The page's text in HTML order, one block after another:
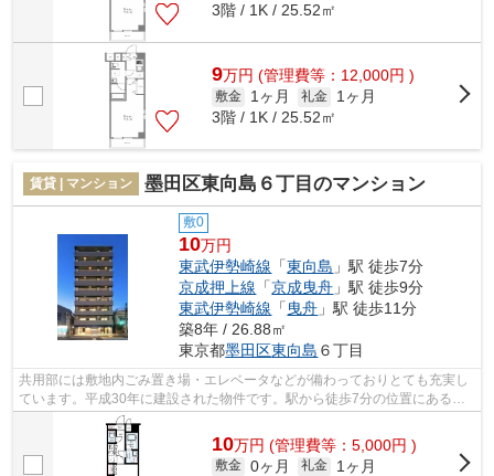
3階 / 1K / 25.52㎡
9万円 (管理費等：12,000円 )
敷金 1ヶ月 礼金
1ヶ月
3階 / 1K / 25.52㎡
賃貸 | マンション 墨田区東向島６丁目のマンション
敷0
10万円
東武伊勢崎線 「東向島 」駅 徒歩7分
京成押上線 「京成曳舟 」駅 徒歩9分
東武伊勢崎線 「 曳舟 」駅 徒歩11分
築8年 / 26.88㎡
東京都墨田区東向島 ６丁目
共用部には敷地内ごみ置き場・エレベータなどが備わっておりとても充実し
ています。平成30年に建設された物件です。駅から徒歩7分の位置にある物
件なので、アクセスも良好です。防犯強...
10万円 (管理費等：5,000円 )
敷金 0ヶ月 礼金
1ヶ月